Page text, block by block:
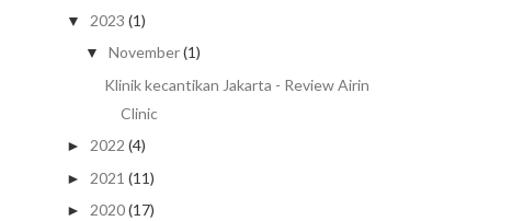
▼ 2023 (1)
▼ November(1)
Klinik kecantikan Jakarta - Review Airin
Clinic
► 2022 (4)
► 2021 (11)
► 2020(17)